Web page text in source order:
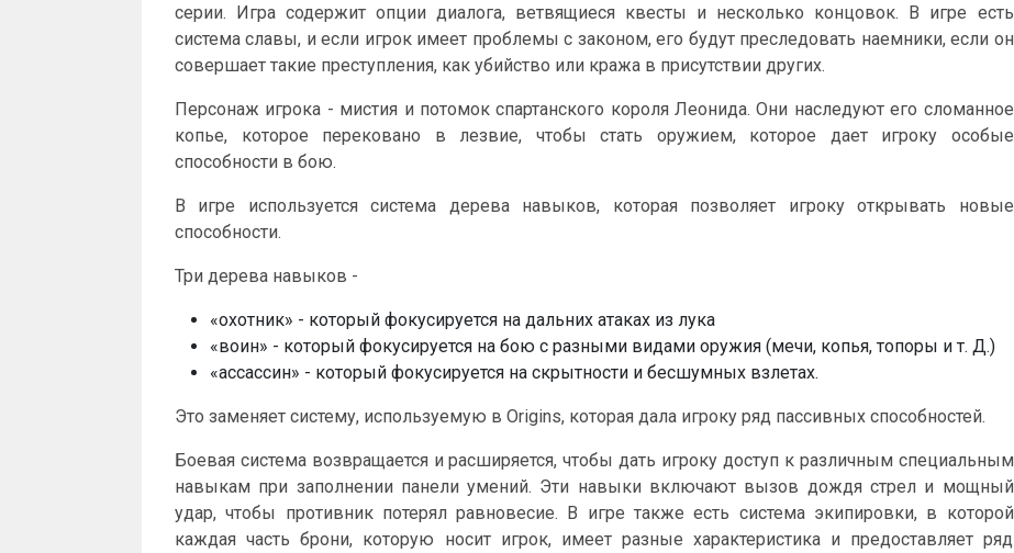
серии. Игра содержит опции диалога, ветвящиеся квесты и несколько концовок. В игре есть
система славы, и если игрок имеет проблемы с законом, его будут преследовать наемники, если он
совершает такие преступления, как убийство или кража в присутствии других.
Персонаж игрока - мистия и потомок спартанского короля Леонида. Они наследуют его сломанное
копье, которое перековано в лезвие, чтобы стать оружием, которое дает игроку особые
способности в бою.
В игре используется система дерева навыков, которая позволяет игроку открывать новые
способности.
Три дерева навыков -
«охотник» - который фокусируется на дальних атаках из лука
«воин» - который фокусируется на бою с разными видами оружия (мечи, копья, топоры и т. Д.)
«ассассин» - который фокусируется на скрытности и бесшумных взлетах.
Это заменяет систему, используемую в Origins, которая дала игроку ряд пассивных способностей.
Боевая система возвращается и расширяется, чтобы дать игроку доступ к различным специальным
навыкам при заполнении панели умений. Эти навыки включают вызов дождя стрел и мощный
удар, чтобы противник потерял равновесие. В игре также есть система экипировки, в которой
каждая часть брони, которую носит игрок, имеет разные характеристика и предоставляет ряд